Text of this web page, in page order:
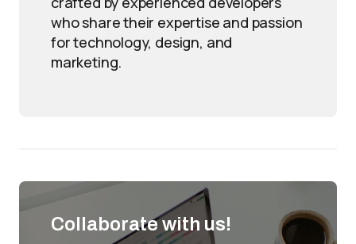
who share their expertise and passion
for technology, design, and
marketing.
Collaborate with us!